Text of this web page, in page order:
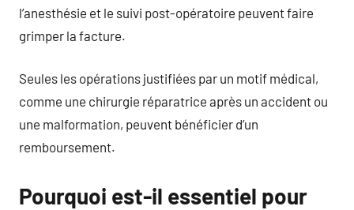
l’anesthésie et le suivi post-opératoire peuvent faire
grimper la facture.
Seules les opérations justifiées par un motif médical,
comme une chirurgie réparatrice après un accident ou
une malformation, peuvent bénéficier d’un
remboursement.
Pourquoi est-il essentiel pour